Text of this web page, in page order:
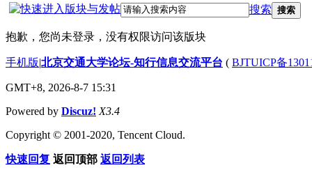
搜索 搜索
抱歉，您尚未登录，没有权限访问该版块
手机版|北京交通大学论坛-知行信息交流平台 ( BJTUICP备
GMT+8, 2026-8-7 15:31
Powered by Discuz! X3.4
Copyright © 2001-2020, Tencent Cloud.
快速回复 返回顶部 返回列表